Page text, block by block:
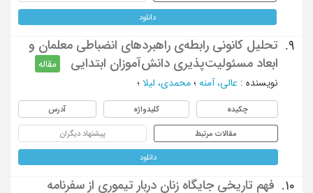
دانلود
9.
تحلیل کانونی رابطه‌ی راهبردهای انضباطی معلمان و
ابعاد مسئولیت‌پذیری دانش‌آموزان ابتدایی
مقاله
نویسنده : عالی، آمنه ؛ محمدی، لیلا ؛
چکیده کلیدواژه آدرس
مقالات مرتبط پیشنهاد دیگران
دانلود
10.
فهم تاریخی جایگاه زنان دربار تیموری از سفرنامه